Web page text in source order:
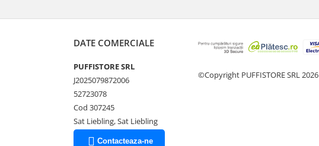
DATE COMERCIALE
PUFFISTORE SRL
J2025079872006
52723078
Cod 307245
Sat Liebling, Sat Liebling
Contacteaza-ne
©Copyright PUFFISTORE SRL 2026